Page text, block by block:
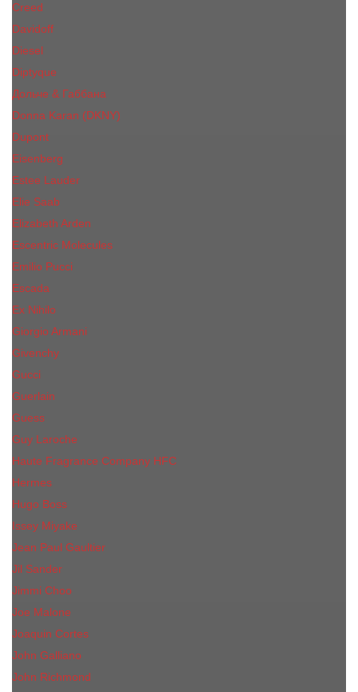
Creed
Davidoff
Diesel
Diptyque
Дольче & Габбана
Donna Karan (DKNY)
Dupont
Eisenberg
Еsteе Lаudеr
Elie Saab
Elizabeth Arden
Escentric Molecules
Emilio Pucci
Escada
Ex Nihilo
Giorgio Armani
Givenchy
Gucci
Guerlain
Guess
Guy Laroche
Haute Fragrance Company HFC
Hermes
Hugo Boss
Issey Miyake
Jean Paul Gaultier
Jil Sander
Jimmi Choo
Jое Malоnе
Joaquin Cortes
John Galliano
John Richmond